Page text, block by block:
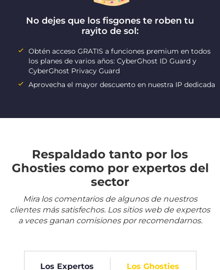
No dejes que los fisgones te roben tu
rayito de sol:
Obtén acceso GRATIS a funciones premium en todos
los planes de varios años: CyberGhost ID Guard y
CyberGhost Privacy Guard
Aprovecha el mayor descuento en nuestra IP dedicada
Respaldado tanto por los
Ghosties como por expertos del
sector
Mira los comentarios de algunos de nuestros
clientes más satisfechos. Los sitios web de expertos
a veces ganan comisiones por recomendarnos.
Los Expertos Los Ghosties